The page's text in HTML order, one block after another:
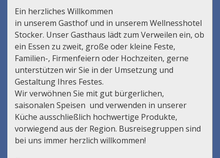
Ein herzliches Willkommen
in unserem Gasthof und in unserem Wellnesshotel
Stocker. Unser Gasthaus lädt zum Verweilen ein, ob
ein Essen zu zweit, große oder kleine Feste,
Familien-, Firmenfeiern oder Hochzeiten, gerne
unterstützen wir Sie in der Umsetzung und
Gestaltung Ihres Festes.
Wir verwöhnen Sie mit gut bürgerlichen,
saisonalen Speisen und verwenden in unserer
Küche ausschließlich hochwertige Produkte,
vorwiegend aus der Region. Busreisegruppen sind
bei uns immer herzlich willkommen!